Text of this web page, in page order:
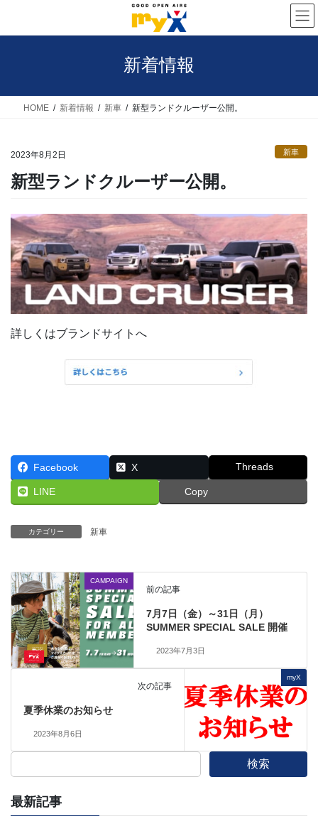
新着情報
HOME 新着情報 新車 新型ランドクルーザー公開。
2023年8月2日 新車
新型ランドクルーザー公開。
詳しくはブランドサイトへ
Facebook X Threads
LINE Copy
カテゴリー 新車
CAMPAIGN
前の記事
7月7日（金）～31日（月）
SUMMER SPECIAL SALE 開催
2023年7月3日
myX
次の記事
夏季休業のお知らせ
2023年8月6日
検索
最新記事